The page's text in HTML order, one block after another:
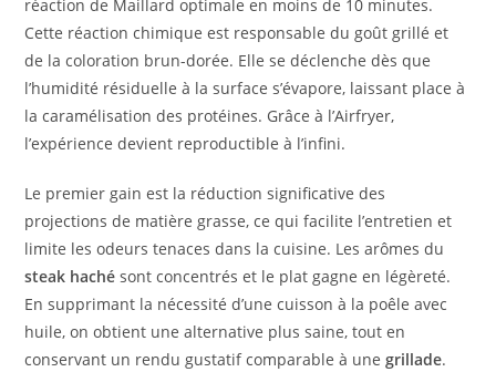
réaction de Maillard optimale en moins de 10 minutes.
Cette réaction chimique est responsable du goût grillé et
de la coloration brun-dorée. Elle se déclenche dès que
l’humidité résiduelle à la surface s’évapore, laissant place à
la caramélisation des protéines. Grâce à l’Airfryer,
l’expérience devient reproductible à l’infini.
Le premier gain est la réduction significative des
projections de matière grasse, ce qui facilite l’entretien et
limite les odeurs tenaces dans la cuisine. Les arômes du
steak haché sont concentrés et le plat gagne en légèreté.
En supprimant la nécessité d’une cuisson à la poêle avec
huile, on obtient une alternative plus saine, tout en
conservant un rendu gustatif comparable à unegrillade.